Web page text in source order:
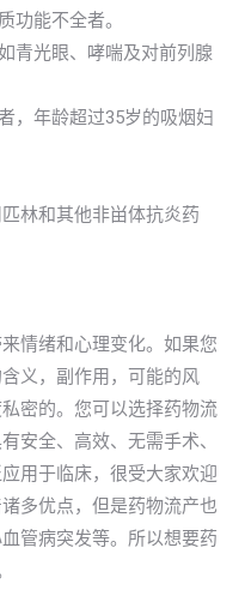
功能不全者。
青光眼、哮喘及对前列腺
，年龄超过35岁的吸烟妇
林和其他非畄体抗炎药
情绪和心理变化。如果您
义，副作用，可能的风
密的。您可以选择药物流
安全、高效、无需手术、
用于临床，很受大家欢迎
多优点，但是药物流产也
管病突发等。所以想要药